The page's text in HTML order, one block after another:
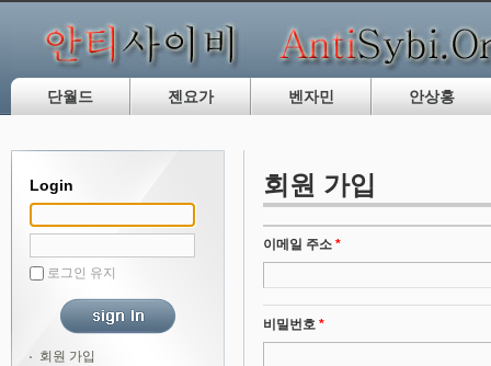
단월드 젠요가 벤자민 안상홍
Login
로그인 유지
회원 가입
회원 가입
이메일 주소 *
비밀번호 *